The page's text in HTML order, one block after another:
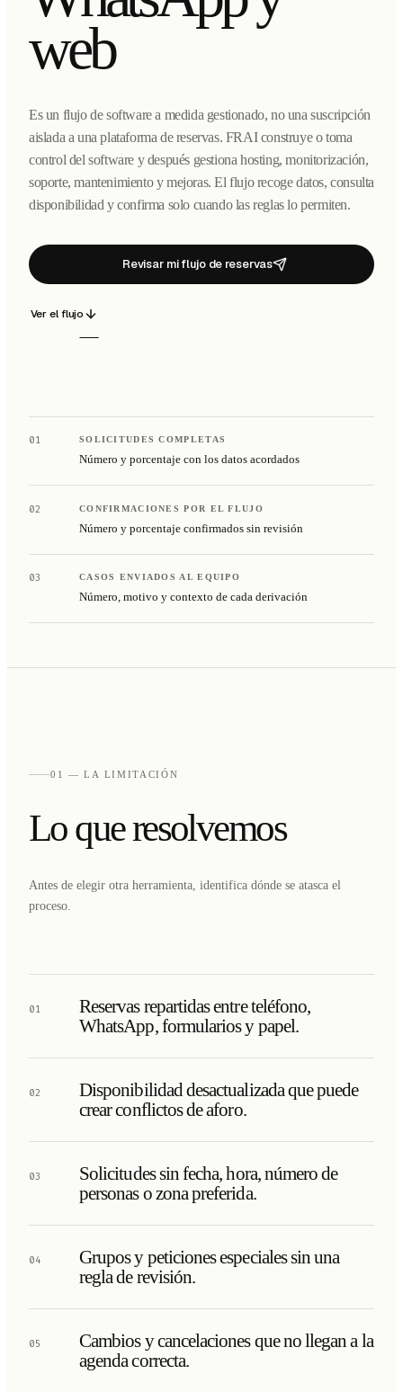
web
Es un flujo de software a medida gestionado, no una suscripción
aislada a una plataforma de reservas. FRAI construye o toma
control del software y después gestiona hosting, monitorización,
soporte, mantenimiento y mejoras. El flujo recoge datos, consulta
disponibilidad y confirma solo cuando las reglas lo permiten.
Revisar mi flujo de reservas
Ver el flujo
01 SOLICITUDES COMPLETAS
Número y porcentaje con los datos acordados
02 CONFIRMACIONES POR EL FLUJO
Número y porcentaje confirmados sin revisión
03 CASOS ENVIADOS AL EQUIPO
Número, motivo y contexto de cada derivación
01 — LA LIMITACIÓN
Lo que resolvemos
Antes de elegir otra herramienta, identifica dónde se atasca el
proceso.
01
Reservas repartidas entre teléfono,
WhatsApp, formularios y papel.
02
Disponibilidad desactualizada que puede
crear conflictos de aforo.
03
Solicitudes sin fecha, hora, número de
personas o zona preferida.
04
Grupos y peticiones especiales sin una
regla de revisión.
05
Cambios y cancelaciones que no llegan a la
agenda correcta.